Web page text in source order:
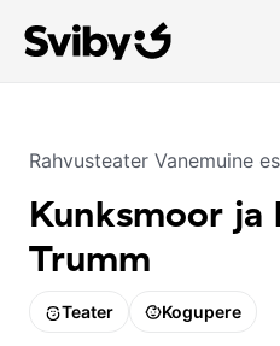
Rahvusteater Vanemuine
Kunksmoor ja
Trumm
Teater Kogupere